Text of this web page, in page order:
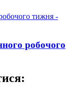
робочого